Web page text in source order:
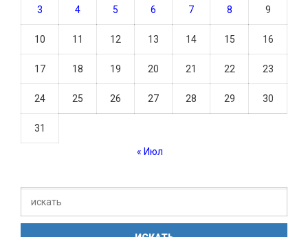
3 4 5 6 7 8 9
10 11 12 13 14 15 16
17 18 19 20 21 22 23
24 25 26 27 28 29 30
31
« Июл